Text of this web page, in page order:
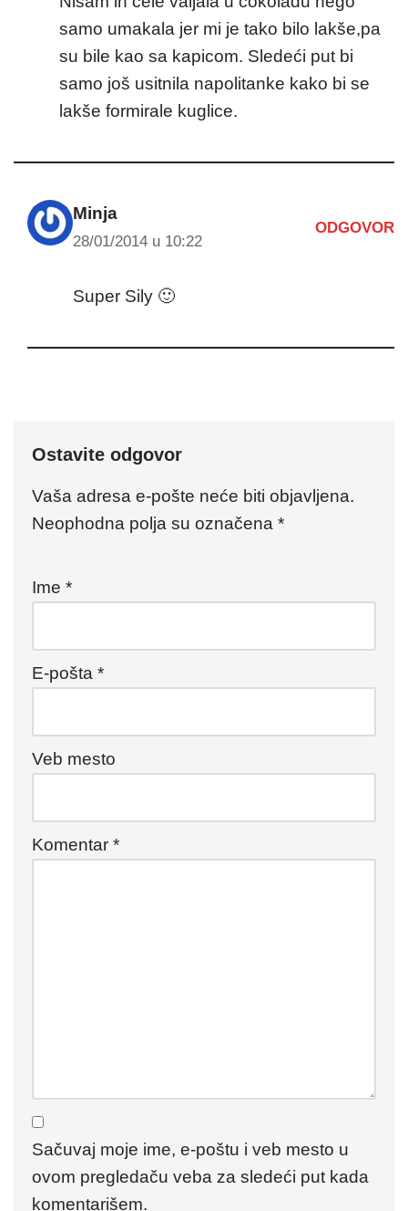
samo umakala jer mi je tako bilo lakše,pa
su bile kao sa kapicom. Sledeći put bi
samo još usitnila napolitanke kako bi se
lakše formirale kuglice.
Minja
28/01/2014 u 10:22
ODGOVOR
Super Sily 🙂
Ostavite odgovor
Vaša adresa e-pošte neće biti objavljena.
Neophodna polja su označena *
Ime *
E-pošta *
Veb mesto
Komentar *
Sačuvaj moje ime, e-poštu i veb mesto u
ovom pregledaču veba za sledeći put kada
komentarišem.